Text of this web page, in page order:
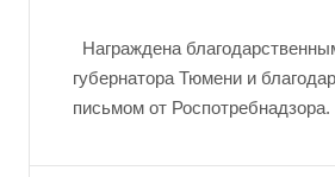
Награждена
губернатора Тюмени и
письмом от Роспотребнадзора.